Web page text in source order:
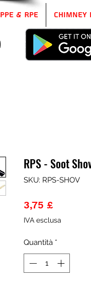
PPE & RPE
RPS - Soot
SKU: RPS-SHOV
3,75 £Prezzo
IVA esclusa
Quantità *